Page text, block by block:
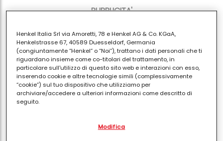
PUBBLICITA'
Henkel Italia Srl via Amoretti, 78 e Henkel AG & Co. KGaA,
Henkelstrasse 67, 40589 Duesseldorf, Germania
(congiuntamente “Henkel” o “Noi”), trattano i dati personali che ti
riguardano insieme come co-titolari del trattamento, in
particolare sull'utilizzo di questo sito web e interazioni con esso,
inserendo cookie e altre tecnologie simili (complessivamente
“cookie”) sul tuo dispositivo che utilizziamo per
archiviare/accedere a ulteriori informazioni come descritto di
seguito.
separati o co-titolari come indicato nella nostra Informativa sulla
Modifica